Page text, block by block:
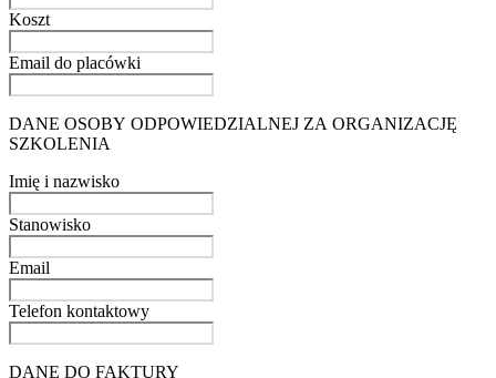
Koszt
Email do placówki
DANE OSOBY ODPOWIEDZIALNEJ ZA ORGANIZACJĘ
SZKOLENIA
Imię i nazwisko
Stanowisko
Email
Telefon kontaktowy
DANE DO FAKTURY